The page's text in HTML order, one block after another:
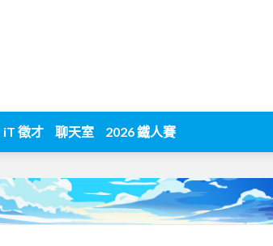
iT 徵才 聊天室 2026 鐵人賽